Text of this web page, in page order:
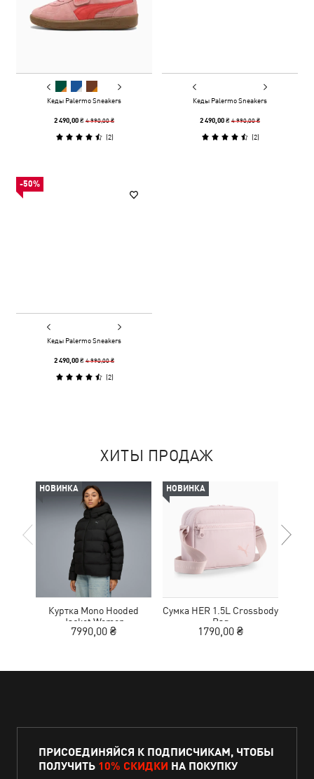
Кеды Palermo Sneakers
2 490,00 ₴4 990,00 ₴
(2)
Кеды Palermo Sneakers
2 490,00 ₴4 990,00 ₴
(2)
-50%
Кеды Palermo Sneakers
2 490,00 ₴4 990,00 ₴
(2)
ХИТЫ ПРОДАЖ
НОВИНКА
Куртка Mono Hooded
Jacket Women
7990,00 ₴
НОВИНКА
Сумка HER 1.5L Crossbody
Bag
1790,00 ₴
ПРИСОЕДИНЯЙСЯ К ПОДПИСЧИКАМ, ЧТОБЫ
ПОЛУЧИТЬ 10% СКИДКИ НА ПОКУПКУ